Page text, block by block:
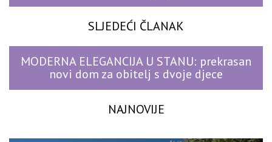
SLJEDEĆI ČLANAK
MODERNA ELEGANCIJA U STANU: prekrasan
novi dom za obitelj s dvoje djece
NAJNOVIJE